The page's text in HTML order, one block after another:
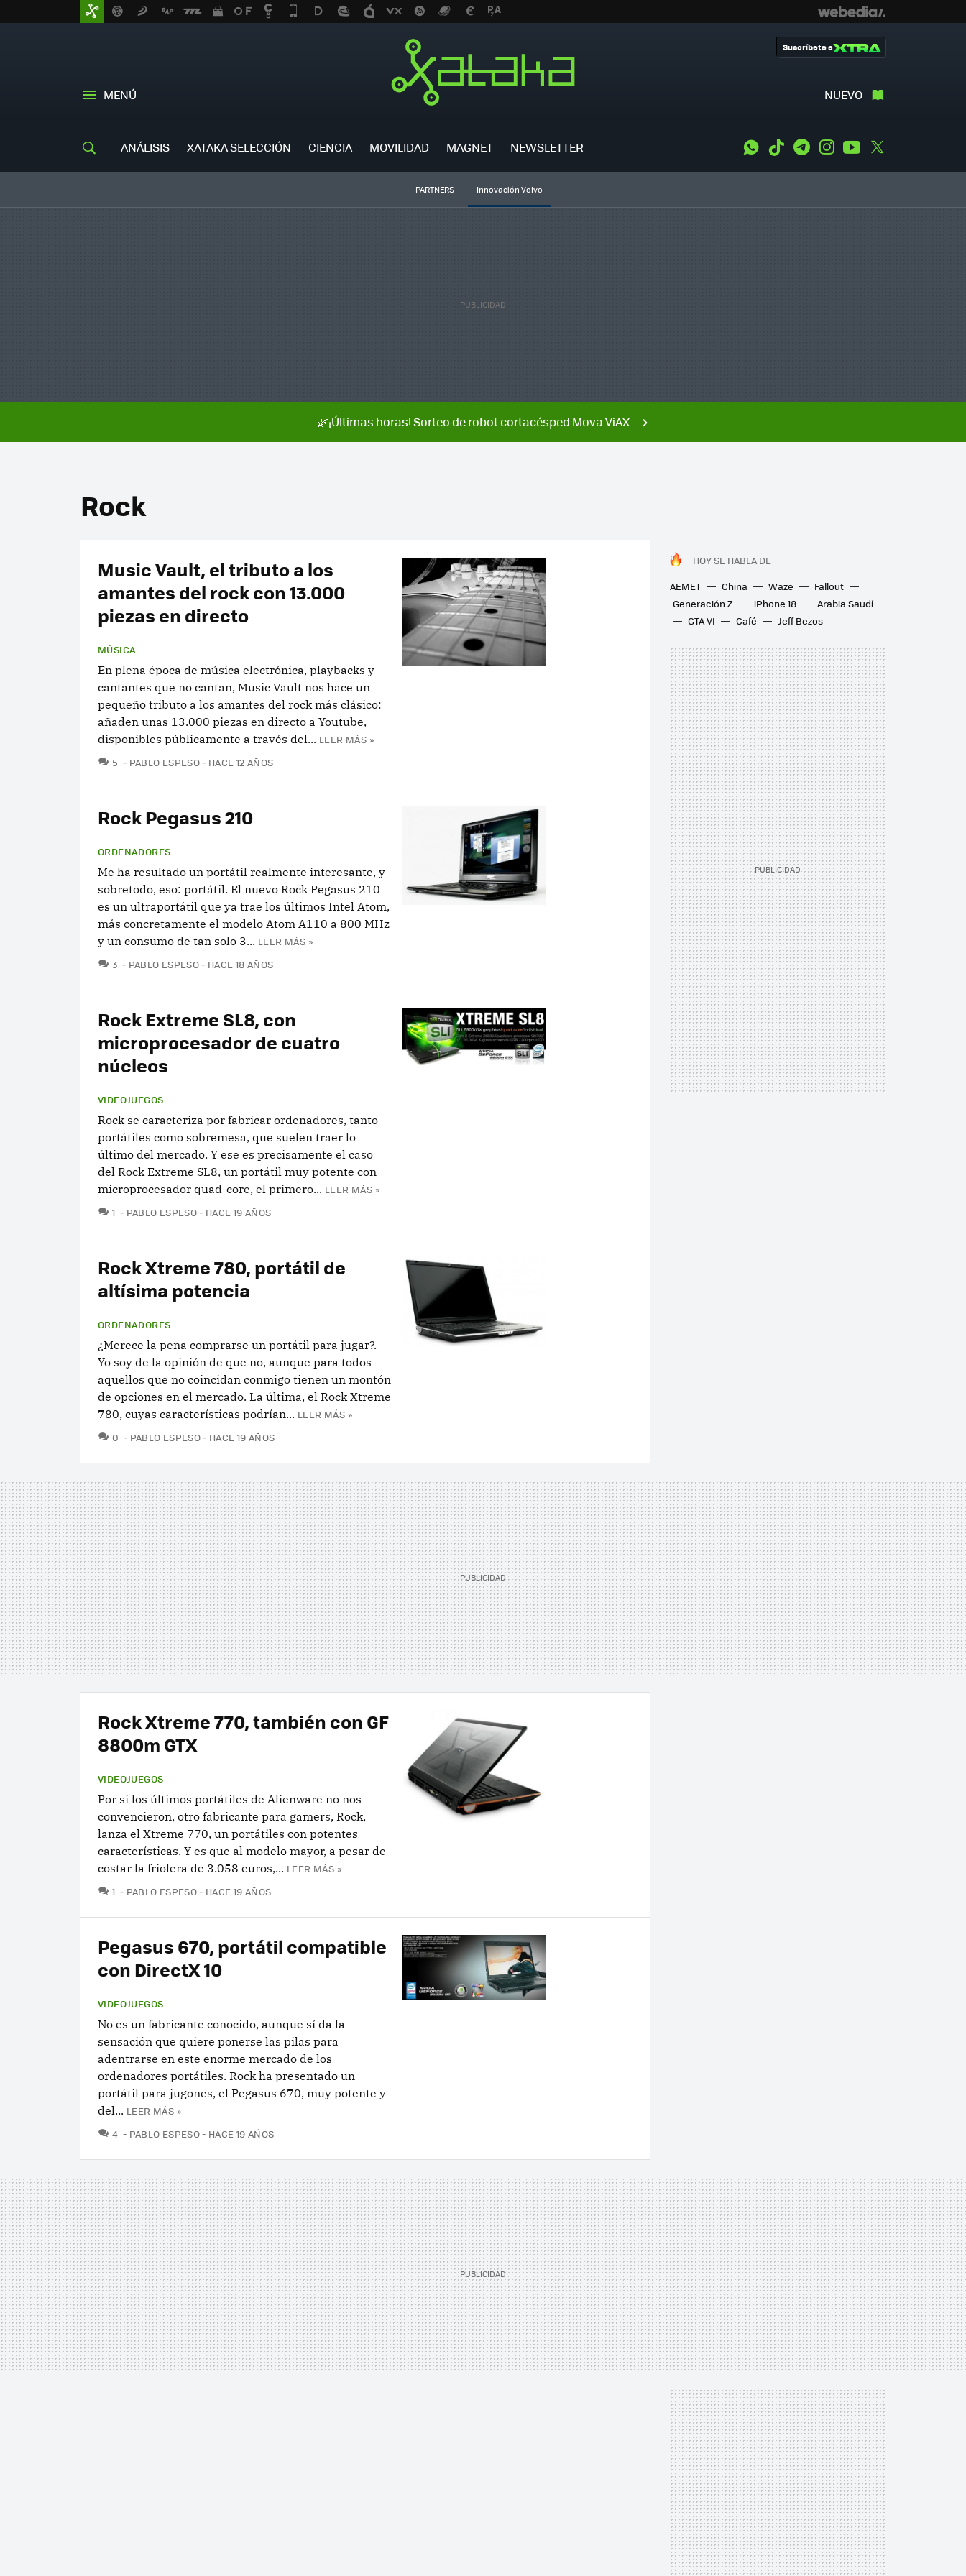
MENÚ NUEVO
Suscríbete a
ANÁLISIS XATAKA SELECCIÓN CIENCIA MOVILIDAD MAGNET NEWSLETTER WhatsApp
Tiktok TelegramInstagramYoutube
PARTNERS Innovación Volvo
🌿¡Últimas horas! Sorteo de robot cortacésped Mova ViAX
Rock
HOY SE HABLA DE
AEMET
China Waze
Fallout
Generación Z
iPhone 18
Arabia Saudí
GTA VI
Café Jeff Bezos
Music Vault, el tributo a los
amantes del rock con 13.000
piezas en directo
MÚSICA
En plena época de música electrónica, playbacks y
cantantes que no cantan, Music Vault nos hace un
pequeño tributo a los amantes del rock más clásico:
añaden unas 13.000 piezas en directo a Youtube,
disponibles públicamente a través del... LEER MÁS »
5 COMENTARIOS
PABLO ESPESO HACE 12 AÑOS
Rock Pegasus 210
ORDENADORES
Me ha resultado un portátil realmente interesante, y
sobretodo, eso: portátil. El nuevo Rock Pegasus 210
es un ultraportátil que ya trae los últimos Intel Atom,
más concretamente el modelo Atom A110 a 800 MHz
y un consumo de tan solo 3... LEER MÁS »
3 COMENTARIOS
PABLO ESPESO HACE 18 AÑOS
Rock Extreme SL8, con
microprocesador de cuatro
núcleos
VIDEOJUEGOS
Rock se caracteriza por fabricar ordenadores, tanto
portátiles como sobremesa, que suelen traer lo
último del mercado. Y ese es precisamente el caso
del Rock Extreme SL8, un portátil muy potente con
microprocesador quad-core, el primero... LEER MÁS »
1 COMENTARIOS
PABLO ESPESO HACE 19 AÑOS
Rock Xtreme 780, portátil de
altísima potencia
ORDENADORES
¿Merece la pena comprarse un portátil para jugar?.
Yo soy de la opinión de que no, aunque para todos
aquellos que no coincidan conmigo tienen un montón
de opciones en el mercado. La última, el Rock Xtreme
780, cuyas características podrían... LEER MÁS »
0 COMENTARIOS
PABLO ESPESO HACE 19 AÑOS
Rock Xtreme 770, también con GF
8800m GTX
VIDEOJUEGOS
Por si los últimos portátiles de Alienware no nos
convencieron, otro fabricante para gamers, Rock,
lanza el Xtreme 770, un portátiles con potentes
características. Y es que al modelo mayor, a pesar de
costar la friolera de 3.058 euros,... LEER MÁS »
1 COMENTARIOS
PABLO ESPESO HACE 19 AÑOS
Pegasus 670, portátil compatible
con DirectX 10
VIDEOJUEGOS
No es un fabricante conocido, aunque sí da la
sensación que quiere ponerse las pilas para
adentrarse en este enorme mercado de los
ordenadores portátiles. Rock ha presentado un
portátil para jugones, el Pegasus 670, muy potente y
del... LEER MÁS »
4 COMENTARIOS
PABLO ESPESO HACE 19 AÑOS